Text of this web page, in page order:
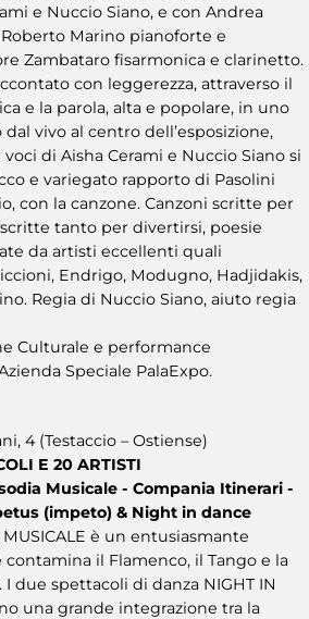
e Nuccio Siano, e con Andrea
Marino pianoforte e
Zambataro fisarmonica e clarinetto.
con leggerezza, attraverso il
e la parola, alta e popolare, in uno
vivo al centro dell’esposizione,
di Aisha Cerami e Nuccio Siano si
e variegato rapporto di Pasolini
con la canzone. Canzoni scritte per
tanto per divertirsi, poesie
da artisti eccellenti quali
Endrigo, Modugno, Hadjidakis,
Regia di Nuccio Siano, aiuto regia
Culturale e performance
Speciale PalaExpo.
4 (Testaccio – Ostiense)
E 20 ARTISTI
Musicale - Compania Itinerari -
(impeto) & Night in dance
è un entusiasmante
il Flamenco, il Tango e la
due spettacoli di danza NIGHT IN
una grande integrazione tra la